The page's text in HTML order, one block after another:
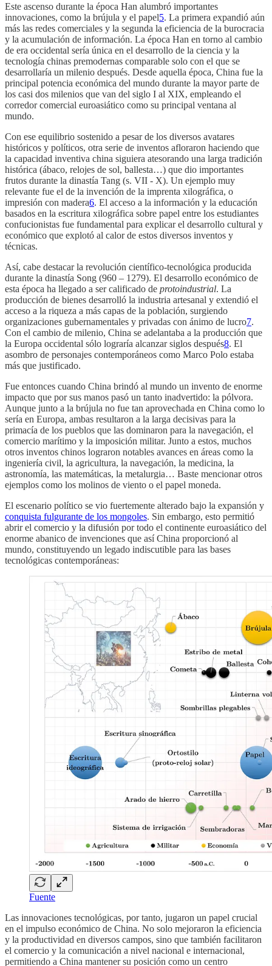
Este ascenso durante la época Han alumbró importantes
innovaciones, como la brújula y el papel5. La primera expandió aún
más las redes comerciales y la segunda la eficiencia de la burocracia
y la acumulación de información. La época Han en torno al cambio
de era occidental sería única en el desarrollo de la ciencia y la
tecnología chinas premodernas comparable solo con el que se
desarrollaría un milenio después. Desde aquella época, China fue la
principal potencia económica del mundo durante la mayor parte de
los casi dos milenios que van del siglo I al XIX, empleando el
corredor comercial euroasiático como su principal ventana al
mundo.
Con ese equilibrio sostenido a pesar de los diversos avatares
históricos y políticos, otra serie de inventos afloraron haciendo que
la capacidad inventiva china siguiera atesorando una larga tradición
histórica (ábaco, relojes de sol, ballesta…) que dio importantes
frutos durante la dinastía Tang (s. VII - X). Un ejemplo muy
relevante fue el de la invención de la imprenta xilográfica, o
impresión con madera6. El acceso a la información y la educación
basados en la escritura xilográfica sobre papel entre los estudiantes
confucionistas fue fundamental para explicar el desarrollo cultural y
económico que explotó al calor de estos diversos inventos y
técnicas.
Así, cabe destacar la revolución científico-tecnológica producida
durante la dinastía Song (960 – 1279). El desarrollo económico de
esta época ha llegado a ser calificado de protoindustrial. La
producción de bienes desarrolló la industria artesanal y extendió el
acceso a la riqueza a más capas de la población, surgiendo
organizaciones gubernamentales y privadas con ánimo de lucro7.
Con el cambio de milenio, China se adelantaba a la producción que
la Europa occidental sólo lograría alcanzar siglos después8. El
asombro de personajes contemporáneos como Marco Polo estaba
más que justificado.
Fue entonces cuando China brindó al mundo un invento de enorme
impacto que por sus manos pasó un tanto inadvertido: la pólvora.
Aunque junto a la brújula no fue tan aprovechada en China como lo
sería en Europa, ambas resultaron a la larga decisivas para la
primacía de los pueblos que las dominaron para la navegación, el
comercio marítimo y la imposición militar. Junto a estos, muchos
otros inventos chinos lograron notables avances en áreas como la
ingeniería civil, la agricultura, la navegación, la medicina, la
astronomía, las matemáticas, la metalurgia… Baste mencionar otros
ejemplos como los molinos de viento o el papel moneda.
El escenario político se vio fuertemente alterado bajo la expansión y
conquista fulgurante de los mongoles. Sin embargo, esto permitió
abrir el comercio y la difusión por todo el continente euroasiático del
enorme abanico de invenciones que así China proporcionó al
mundo, constituyendo un legado indiscutible para las bases
tecnológicas contemporáneas:
Fuente
Las innovaciones tecnológicas, por tanto, jugaron un papel crucial
en el impulso económico de China. No solo mejoraron la eficiencia
y la productividad en diversos campos, sino que también facilitaron
el comercio y la comunicación a nivel nacional e internacional,
permitiendo a China mantener su posición como un centro